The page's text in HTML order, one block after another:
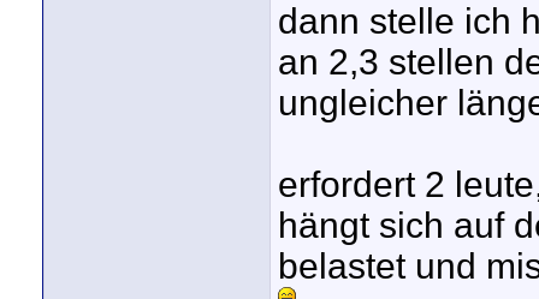
dann stelle ich
an 2,3 stellen
ungleicher
erfordert 2
hängt sich auf
belastet und